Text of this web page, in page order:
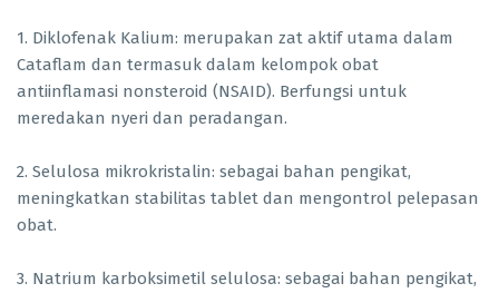
1. Diklofenak Kalium: merupakan zat aktif utama dalam
Cataflam dan termasuk dalam kelompok obat
antiinflamasi nonsteroid (NSAID). Berfungsi untuk
meredakan nyeri dan peradangan.
2. Selulosa mikrokristalin: sebagai bahan pengikat,
meningkatkan stabilitas tablet dan mengontrol pelepasan
obat.
3. Natrium karboksimetil selulosa: sebagai bahan pengikat,